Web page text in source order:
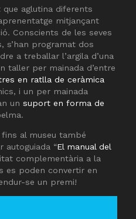
aglutina diferents
mitjançant
Conscients de les seves
s’han programat dos
a treballar l’argila d’una
taller per mainada d’entre
en ratlla de ceràmica
i un per mainada
unsuport en forma de
al museu també
autoguiada “El manual del
complementària a la
es poden convertir en
se un premi!